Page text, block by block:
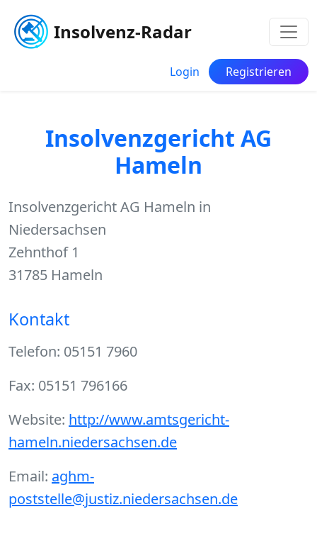
Insolvenz-Radar
Login Registrieren
Insolvenzgericht AG
Hameln
Insolvenzgericht AG Hameln in
Niedersachsen
Zehnthof 1
31785 Hameln
Kontakt
Telefon: 05151 7960
Fax: 05151 796166
Website: http://www.amtsgericht-
hameln.niedersachsen.de
Email: aghm-
poststelle@justiz.niedersachsen.de